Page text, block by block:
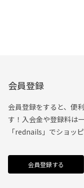
会員登録
会員登録をすると、便
す！入会金や登録料は
「rednails」でショッ
会員登録する